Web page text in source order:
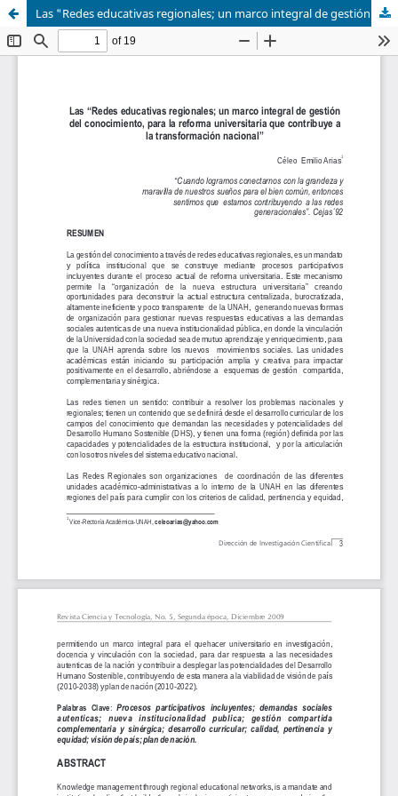
Las "Redes educativas regionales; un marco integral de gestión del conocimiento, para la reforma universitaria que contribuye a la transformación nacional"